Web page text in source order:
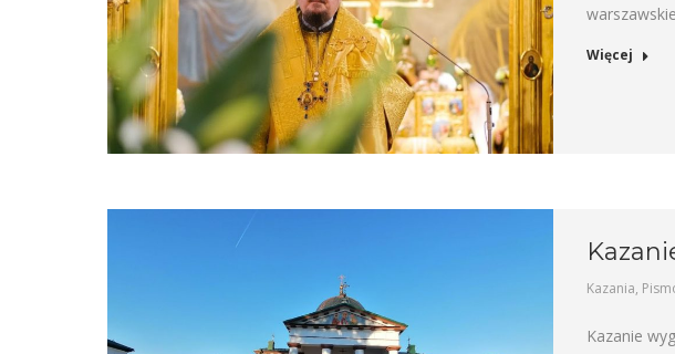
Więcej
Kazania,
Kazanie